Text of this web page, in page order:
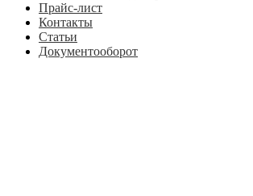
Прайс-лист
Контакты
Статьи
Документооборот